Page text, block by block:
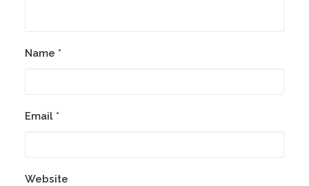
Name *
Email *
Website